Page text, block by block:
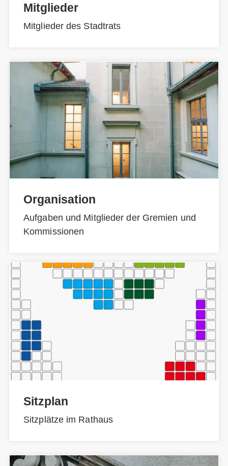
Mitglieder
Mitglieder des Stadtrats
Organisation
Aufgaben und Mitglieder der Gremien und
Kommissionen
Sitzplan
Sitzplätze im Rathaus